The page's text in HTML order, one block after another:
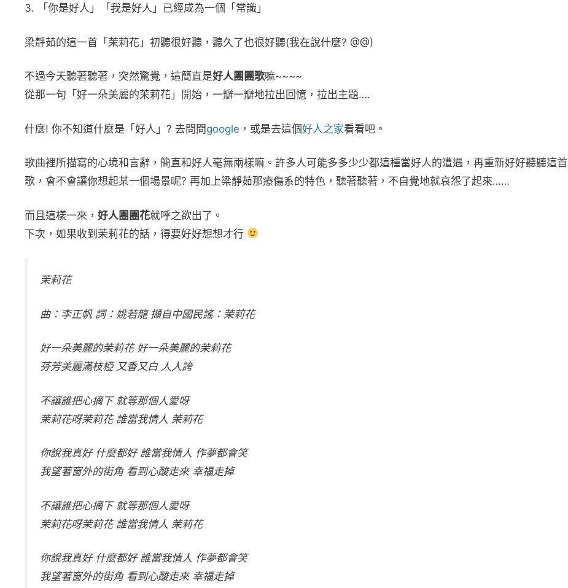
3. 「你是好人」「我是好人」已經成為一個「常識」
梁靜茹的這一首「茉莉花」初聽很好聽，聽久了也很好聽(我在說什麼? @@)
不過今天聽著聽著，突然驚覺，這簡直是好人團團歌嘛~~~~
從那一句「好一朵美麗的茉莉花」開始，一瓣一瓣地拉出回憶，拉出主題….
什麼! 你不知道什麼是「好人」? 去問問google ，或是去這個好人之家看看吧。
歌曲裡所描寫的心境和言辭，簡直和好人毫無兩樣嘛。許多人可能多多少少都這種當好人的遭遇，再重新好好聽聽這首
歌，會不會讓你想起某一個場景呢? 再加上梁靜茹那療傷系的特色，聽著聽著，不自覺地就哀怨了起來……
而且這樣一來， 好人團團花就呼之欲出了。
下次，如果收到茉莉花的話，得要好好想想才行
茉莉花
曲：李正帆 詞：姚若龍 擷自中國民謠：茉莉花
好一朵美麗的茉莉花 好一朵美麗的茉莉花
芬芳美麗滿枝椏 又香又白 人人誇
不讓誰把心摘下 就等那個人愛呀
茉莉花呀茉莉花 誰當我情人 茉莉花
你說我真好 什麼都好 誰當我情人 作夢都會笑
我望著窗外的街角 看到心酸走來 幸福走掉
不讓誰把心摘下 就等那個人愛呀
茉莉花呀茉莉花 誰當我情人 茉莉花
你說我真好 什麼都好 誰當我情人 作夢都會笑
我望著窗外的街角 看到心酸走來 幸福走掉